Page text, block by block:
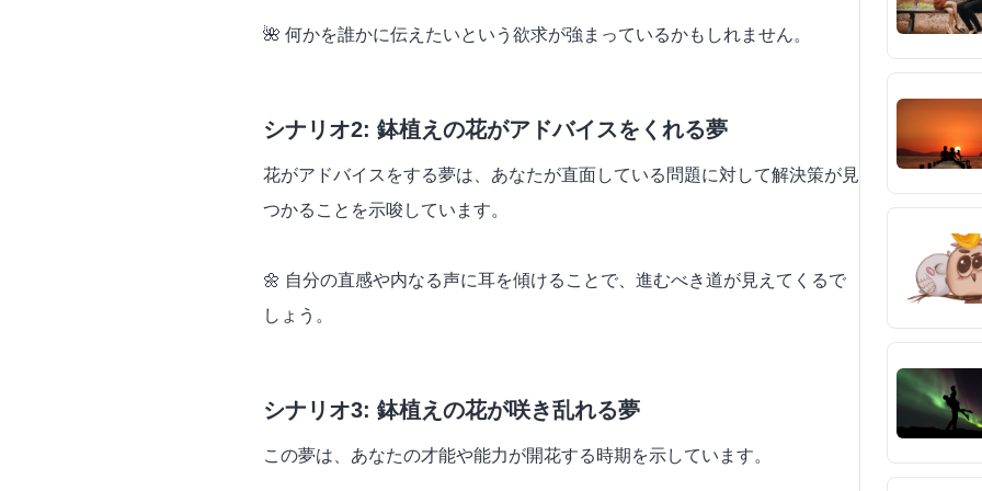
🌺 何かを誰かに伝えたいという欲求が強まっているかもしれません。
シナリオ2: 鉢植えの花がアドバイスをくれる夢
花がアドバイスをする夢は、あなたが直面している問題に対して解決策が見
つかることを示唆しています。
🌼 自分の直感や内なる声に耳を傾けることで、進むべき道が見えてくるで
しょう。
シナリオ3: 鉢植えの花が咲き乱れる夢
この夢は、あなたの才能や能力が開花する時期を示しています。